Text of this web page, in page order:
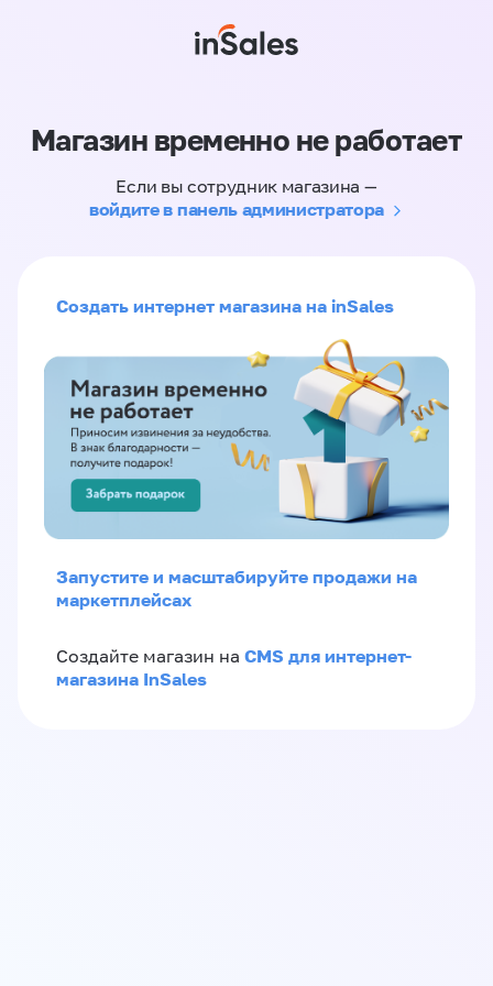
Магазин временно не работает
Если вы сотрудник магазина —
войдите в панель администратора
Создать интернет магазина на inSales
Запустите и масштабируйте продажи на
маркетплейсах
Создайте магазин на CMS для интернет-
магазина InSales